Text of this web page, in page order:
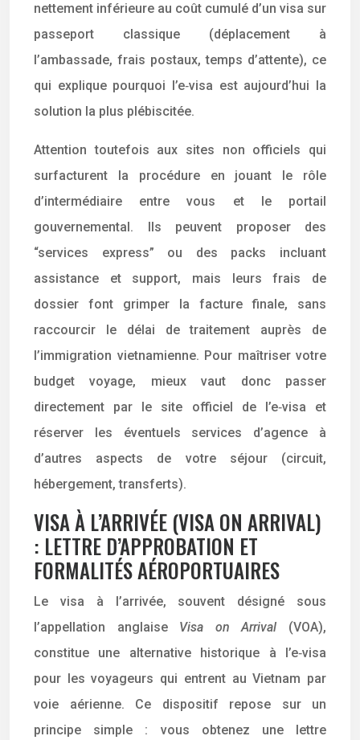
nettement inférieure au coût cumulé d’un visa sur
passeport classique (déplacement à
l’ambassade, frais postaux, temps d’attente), ce
qui explique pourquoi l’e‑visa est aujourd’hui la
solution la plus plébiscitée.
Attention toutefois aux sites non officiels qui
surfacturent la procédure en jouant le rôle
d’intermédiaire entre vous et le portail
gouvernemental. Ils peuvent proposer des
“services express” ou des packs incluant
assistance et support, mais leurs frais de
dossier font grimper la facture finale, sans
raccourcir le délai de traitement auprès de
l’immigration vietnamienne. Pour maîtriser votre
budget voyage, mieux vaut donc passer
directement par le site officiel de l’e‑visa et
réserver les éventuels services d’agence à
d’autres aspects de votre séjour (circuit,
hébergement, transferts).
VISA À L’ARRIVÉE (VISA ON ARRIVAL)
: LETTRE D’APPROBATION ET
FORMALITÉS AÉROPORTUAIRES
Le visa à l’arrivée, souvent désigné sous
l’appellation anglaise Visa on Arrival (VOA),
constitue une alternative historique à l’e‑visa
pour les voyageurs qui entrent au Vietnam par
voie aérienne. Ce dispositif repose sur un
principe simple : vous obtenez une lettre